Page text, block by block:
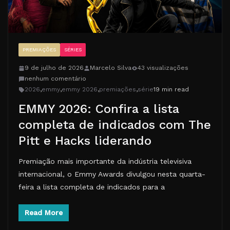
PREMIAÇÕES SÉRIES
9 de julho de 2026 Marcelo Silva
43 visualizações
nenhum comentário
2026,emmy,emmy 2026,premiações,série19 min read
EMMY 2026: Confira a lista
completa de indicados com The
Pitt e Hacks liderando
Premiação mais importante da indústria televisiva
internacional, o Emmy Awards divulgou nesta quarta-
feira a lista completa de indicados para a
Read More